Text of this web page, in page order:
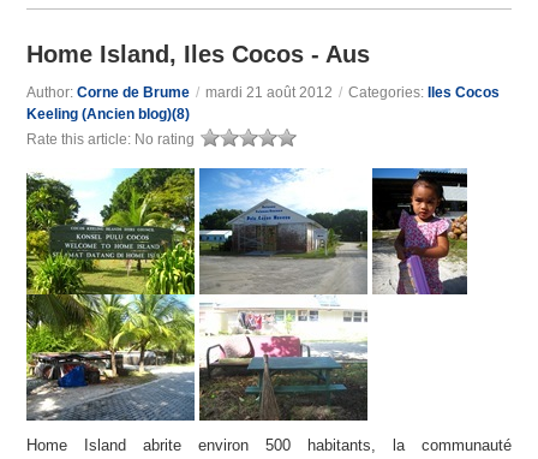
Home Island, Iles Cocos - Aus
Author:Corne de Brume / mardi 21 août 2012 / Categories:
Iles Cocos
Keeling (Ancien blog)(8)
Rate this article: No rating
Home Island abrite environ 500 habitants, la communauté